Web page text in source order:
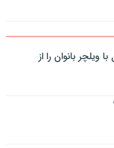
ویلچر بانوان را از